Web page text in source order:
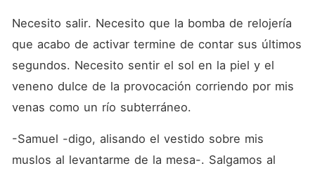
Necesito salir. Necesito que la bomba de relojería
que acabo de activar termine de contar sus últimos
segundos. Necesito sentir el sol en la piel y el
veneno dulce de la provocación corriendo por mis
venas como un río subterráneo.
-Samuel -digo, alisando el vestido sobre mis
muslos al levantarme de la mesa-. Salgamos al